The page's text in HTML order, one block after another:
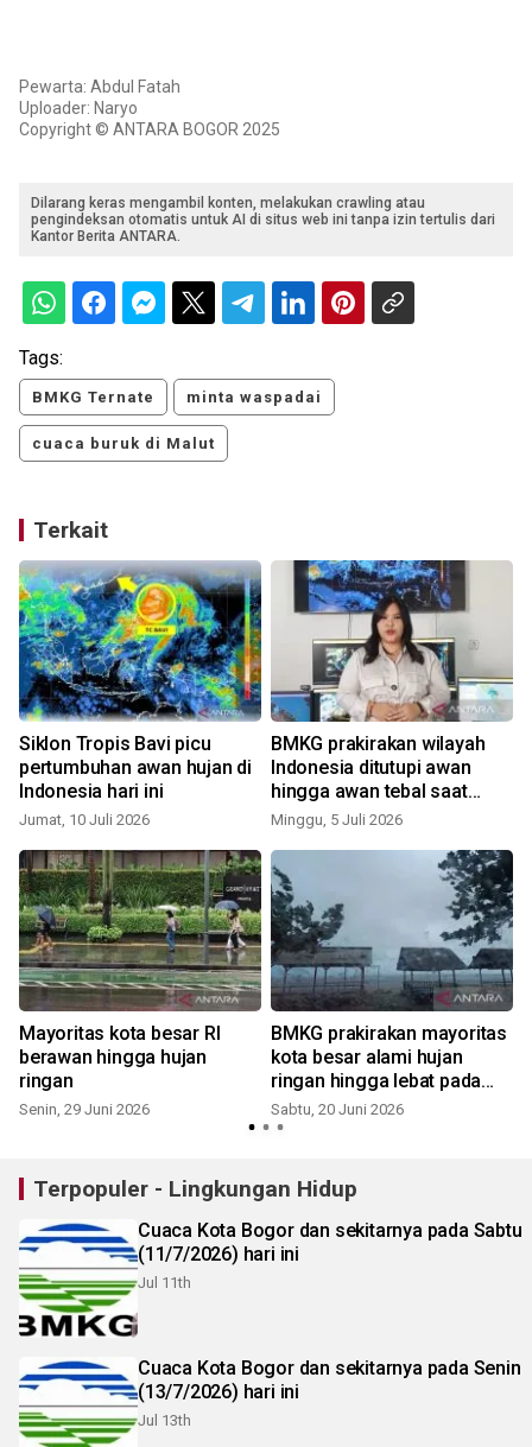
Pewarta: Abdul Fatah
Uploader: Naryo
Copyright © ANTARA BOGOR 2025
Dilarang keras mengambil konten, melakukan crawling atau
pengindeksan otomatis untuk AI di situs web ini tanpa izin tertulis dari
Kantor Berita ANTARA.
Tags:
BMKG Ternate minta waspadai
cuaca buruk di Malut
Terkait
Siklon Tropis Bavi picu
pertumbuhan awan hujan di
Indonesia hari ini
Jumat, 10 Juli 2026
BMKG prakirakan wilayah
Indonesia ditutupi awan
hingga awan tebal saat
akhir pekan
Minggu, 5 Juli 2026
Mayoritas kota besar RI
berawan hingga hujan
ringan
Senin, 29 Juni 2026
BMKG prakirakan mayoritas
kota besar alami hujan
ringan hingga lebat pada
Sabtu
Sabtu, 20 Juni 2026
Terpopuler - Lingkungan Hidup
Cuaca Kota Bogor dan sekitarnya pada Sabtu
(11/7/2026) hari ini
Jul 11th
Cuaca Kota Bogor dan sekitarnya pada Senin
(13/7/2026) hari ini
Jul 13th